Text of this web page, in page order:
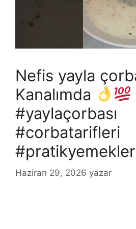
Nefis yayla
Kanalımda
#yaylaçorbası
#corbatarifleri
#pratikyemekler
Haziran 29, 2026 yazar